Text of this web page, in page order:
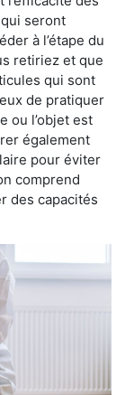
seront
à l’étape du
retiriez et que
qui sont
de pratiquer
ou l’objet est
également
pour éviter
comprend
des capacités